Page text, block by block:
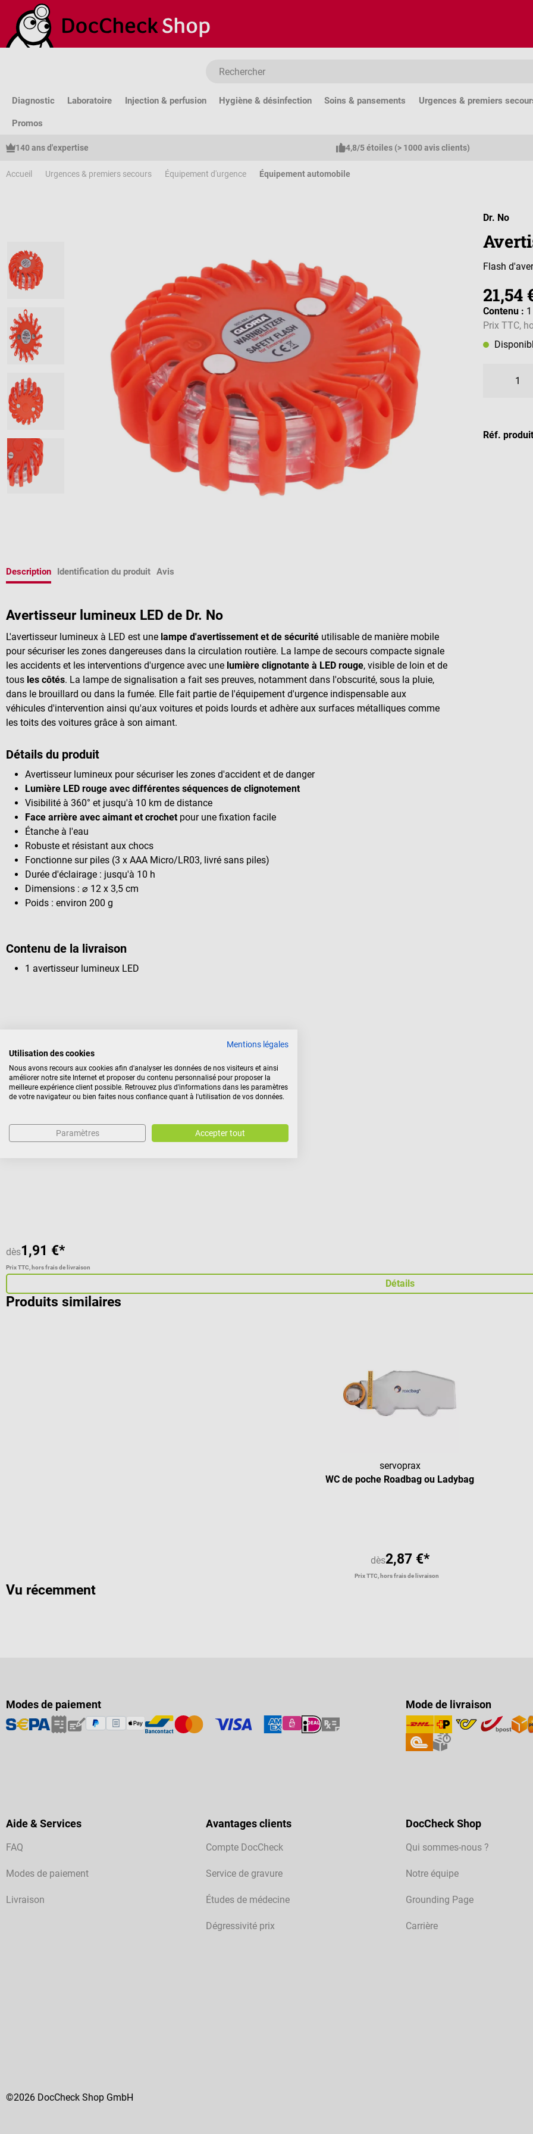
au contenu principal
Passer à la recherche
Passer à la navigation principale
Diagnostic Laboratoire Injection & perfusion Hygiène & désinfection Soins & pansements Urgences & premiers
Promos
140 ans d'expertise 4,8/5 étoiles (> 1000 avis clients)
Accueil Urgences & premiers secours Équipement d'urgence Équipement automobile
Dr. No
Flash
21,54
Contenu :
Prix TTC,
Réf.
Description Identification du produit Avis
Avertisseur lumineux LED de Dr. No
L'avertisseur lumineux à LED est une lampe d'avertissement et de sécurité utilisable de manière mobile
pour sécuriser les zones dangereuses dans la circulation routière. La lampe de secours compacte signale
les accidents et les interventions d'urgence avec une lumière clignotante à LED rouge, visible de loin et de
tous les côtés. La lampe de signalisation a fait ses preuves, notamment dans l'obscurité, sous la pluie,
dans le brouillard ou dans la fumée. Elle fait partie de l'équipement d'urgence indispensable aux
véhicules d'intervention ainsi qu'aux voitures et poids lourds et adhère aux surfaces métalliques comme
les toits des voitures grâce à son aimant.
Détails du produit
Avertisseur lumineux pour sécuriser les zones d'accident et de danger
Lumière LED rouge avec différentes séquences de clignotement
Visibilité à 360° et jusqu'à 10 km de distance
Face arrière avec aimant et crochet pour une fixation facile
Étanche à l'eau
Robuste et résistant aux chocs
Fonctionne sur piles (3 x AAA Micro/LR03, livré sans piles)
Durée d'éclairage : jusqu'à 10 h
Dimensions : ⌀ 12 x 3,5 cm
Poids : environ 200 g
Contenu de la livraison
1 avertisseur lumineux LED
DocCheck Tools
Porte-clés CPR
Le masque de réanimation toujours à portée de main
dès1,91 €*
Prix TTC, hors frais de livraison
Détails
Produits similaires
servoprax
WC de poche Roadbag ou Ladybag
dès2,87 €*
Prix TTC, hors frais de livraison
Vu récemment
Modes de paiement Mode de livraison
Aide & Services
FAQ
Modes de paiement
Livraison
Avantages clients
Compte DocCheck
Service de gravure
Études de médecine
Dégressivité prix
DocCheck Shop
Qui sommes-nous ?
Notre équipe
Grounding Page
Carrière
©2026 DocCheck Shop GmbH
Mentions légales
Utilisation des cookies
Nous avons recours aux cookies afin d'analyser les données de nos visiteurs et ainsi
améliorer notre site Internet et proposer du contenu personnalisé pour proposer la
meilleure expérience client possible. Retrouvez plus d'informations dans les paramètres
de votre navigateur ou bien faites nous confiance quant à l'utilisation de vos données.
Paramètres Accepter tout